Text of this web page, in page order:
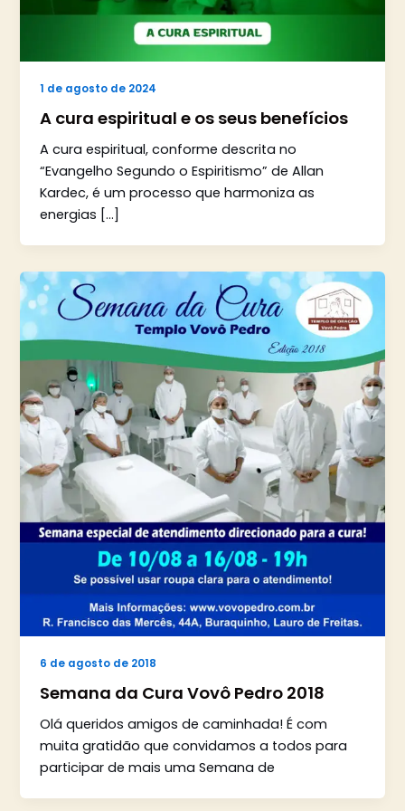
1 de agosto de 2024
A cura espiritual e os seus benefícios
A cura espiritual, conforme descrita no
“Evangelho Segundo o Espiritismo” de Allan
Kardec, é um processo que harmoniza as
energias […]
6 de agosto de 2018
Semana da Cura Vovô Pedro 2018
Olá queridos amigos de caminhada! É com
muita gratidão que convidamos a todos para
participar de mais uma Semana de